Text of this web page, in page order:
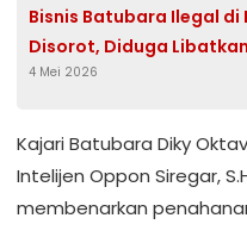
Bisnis Batubara Ilegal di
Disorot, Diduga
Tersentuh Hukum
4 Mei 2026
Kajari Batubara Diky
Intelijen Oppon Siregar,
membenarkan